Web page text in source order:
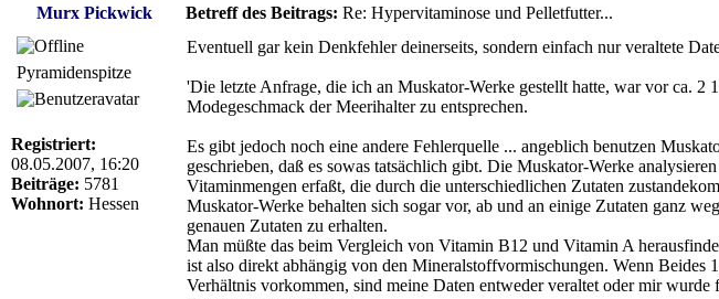
Murx Pickwick
Betreff des Beitrags: Re: Hypervitaminose und Pelletfutter...
Pyramidenspitze
Registriert:
08.05.2007, 16:20
Beiträge: 5781
Wohnort: Hessen
Eventuell gar kein Denkfehler deinerseits, sondern einfach nur veraltete
'Die letzte Anfrage, die ich an Muskator-Werke gestellt hatte, war vor ca. 2
Modegeschmack der Meerihalter zu entsprechen.
Es gibt jedoch noch eine andere Fehlerquelle ... angeblich benutzen
geschrieben, daß es sowas tatsächlich gibt. Die Muskator-Werke
Vitaminmengen erfaßt, die durch die unterschiedlichen Zutaten
Muskator-Werke behalten sich sogar vor, ab und an einige Zutaten ganz
genauen Zutaten zu erhalten.
Man müßte das beim Vergleich von Vitamin B12 und Vitamin A
ist also direkt abhängig von den Mineralstoffvormischungen. Wenn
Verhältnis vorkommen, sind meine Daten entweder veraltet oder mir